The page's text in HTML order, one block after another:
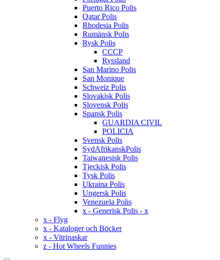
Puerto Rico Polis
Qatar Polis
Rhodesia Polis
Rumänsk Polis
Rysk Polis
CCCP
Ryssland
San Marino Polis
San Monique
Schweiz Polis
Slovakisk Polis
Slovensk Polis
Spansk Polis
GUARDIA CIVIL
POLICIA
Svensk Polis
SydAfrikanskPolis
Taiwanesisk Polis
Tjeckisk Polis
Tysk Polis
Ukraina Polis
Ungersk Polis
Venezuela Polis
x - Generisk Polis - x
x - Flyg
x - Kataloger och Böcker
x - Vitrinaskar
z - Hot Wheels Funnies